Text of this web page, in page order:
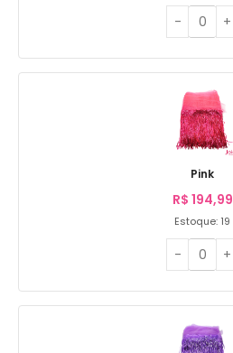
Pink
R$ 194,99
Estoque: 19